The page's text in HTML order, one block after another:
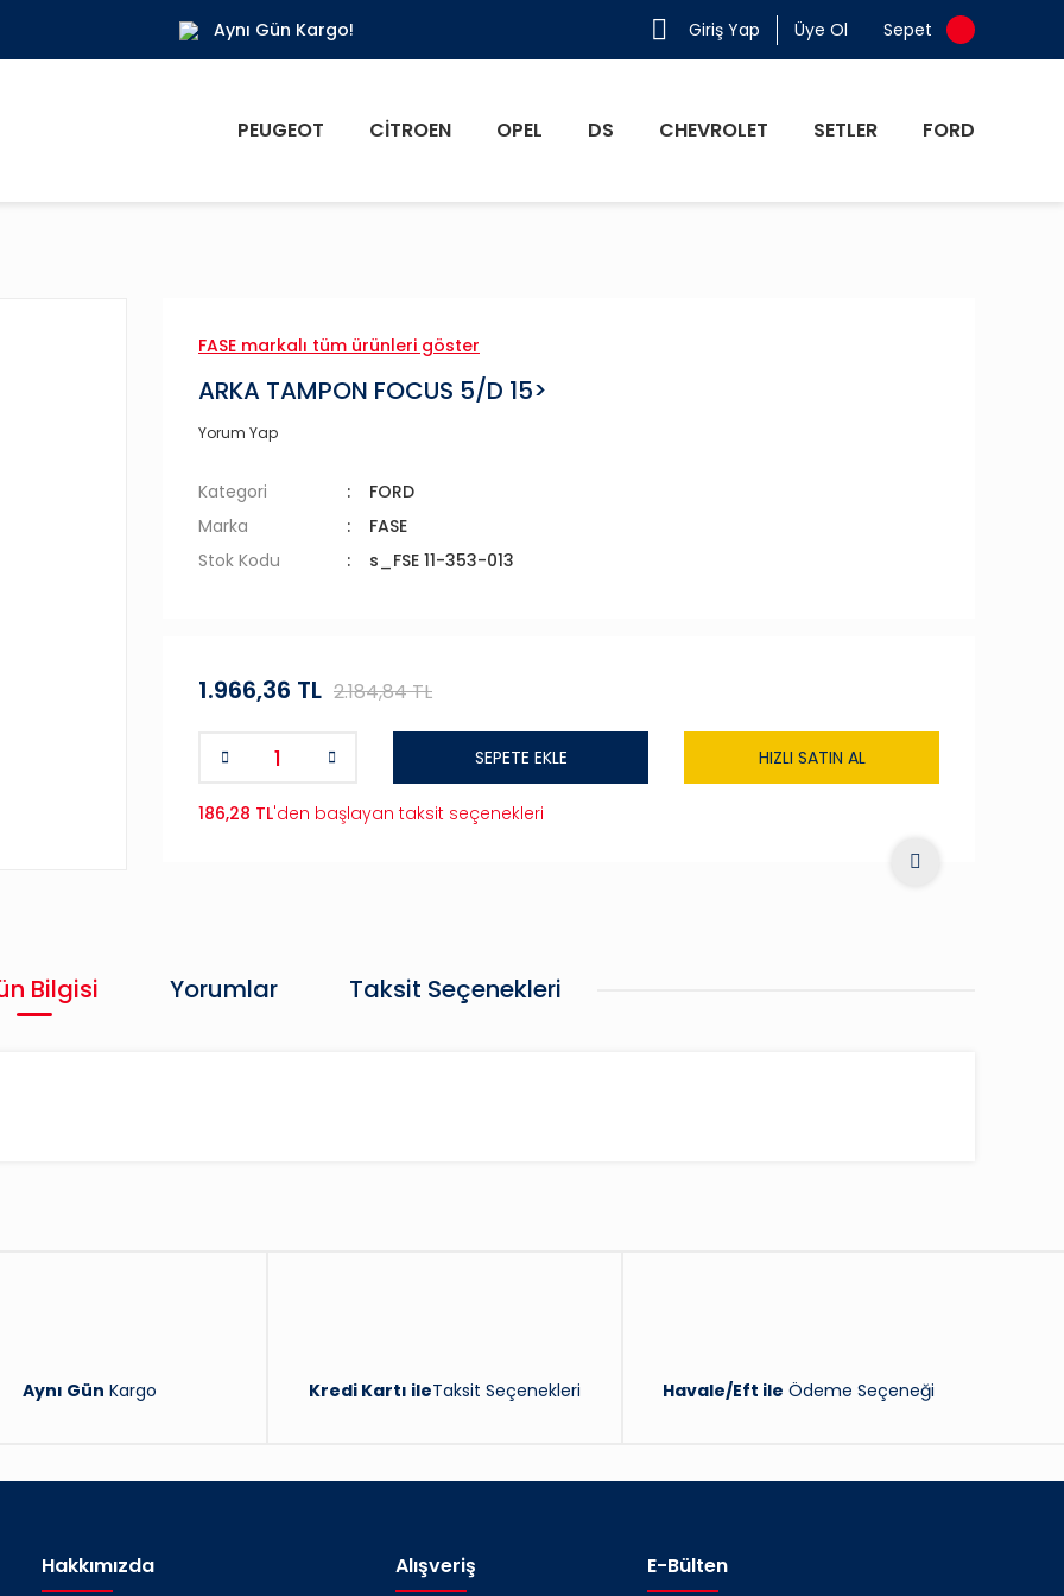
Aynı Gün Kargo! Giriş Yap Üye Ol Sepet
PEUGEOT CITROEN OPEL DS CHEVROLET SETLER FORD
FASE markalı tüm ürünleri göster
ARKA TAMPON FOCUS 5/D 15>
Yorum Yap
Kategori
FORD
Marka
FASE
Stok Kodu
s_FSE 11-353-013
1.966,36 TL 2.184,84 TL
SEPETE EKLE HIZLI SATIN AL
186,28 TL'den başlayan taksit seçenekleri
Bilgisi Yorumlar Taksit Seçenekleri
Aynı Gün Kargo Kredi Kartı ileTaksit Seçenekleri Havale/Eft ile Ödeme Seçeneği
Hakkımızda Alışveriş E-Bülten